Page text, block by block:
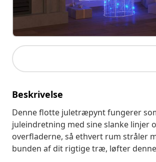
Beskrivelse
Denne flotte juletræpynt fungerer
juleindretning med sine slanke linjer
overfladerne, så ethvert rum stråler
bunden af dit rigtige træ, løfter